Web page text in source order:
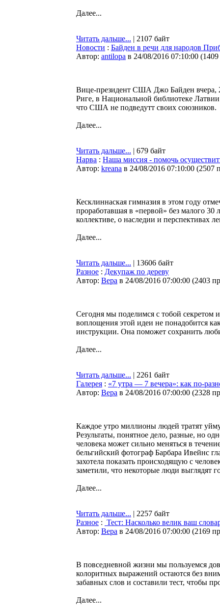
Далее...
Читать дальше... | 2107 байт
Новости : Байден в речи для народов
Автор: antilopa в 24/08/2016 07:10:00 (
Вице-президент США Джо Байден вчера,
Риге, в Национальной библиотеке
что США не подведутт своих союзников.
Далее...
Читать дальше... | 679 байт
Нарва : Наша миссия - помочь
Автор: kreana в 24/08/2016 07:10:00 (2507
Кесклиннаская гимназия в этом году
проработавшая в «первой» без малого 30
коллективе, о наследии и перспективах
Далее...
Читать дальше... | 13606 байт
Разное : Декупаж по дереву
Автор: Bepa в 24/08/2016 07:00:00 (2403
Сегодня мы поделимся с тобой секретом
воплощения этой идеи не понадобится
инструкции. Она поможет сохранить
Далее...
Читать дальше... | 2261 байт
Галерея : «7 утра — 7 вечера»: как по-
Автор: Bepa в 24/08/2016 07:00:00 (2328
Каждое утро миллионы людей тратят
Результаты, понятное дело, разные, но
человека может сильно меняться в
бельгийский фотограф Барбара Ивейнс
захотела показать происходящую с
заметили, что некоторые люди выглядят
Далее...
Читать дальше... | 2257 байт
Разное : Тест: Насколько велик ваш
Автор: Bepa в 24/08/2016 07:00:00 (2169
В повседневной жизни мы пользуемся
колоритных выражений остаются без
забавных слов и составили тест, чтобы
Далее...